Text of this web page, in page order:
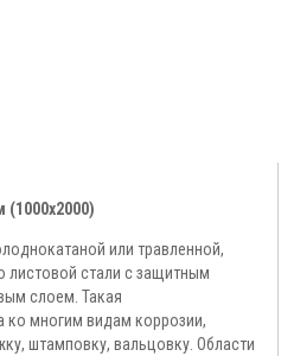
или травленной,
листовой стали с защитным
слоем. Такая
ко многим видам коррозии,
штамповку, вальцовку. Области